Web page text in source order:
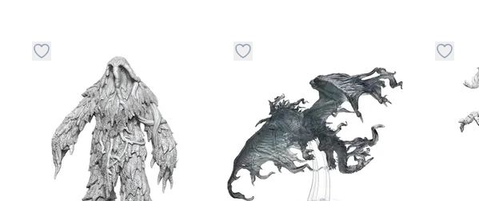
Dugme za dodavanje stvari u kategoriju omiljenoDugme za dodavanje stvari u kategoriju